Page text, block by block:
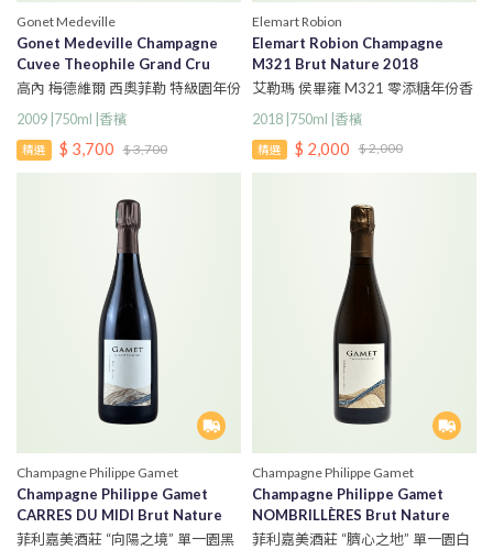
Gonet Medeville
Gonet Medeville Champagne
Cuvee Theophile Grand Cru
2009
高內 梅德維爾 西奧菲勒 特級園年份
2009 |750ml |香檳
精選 $ 3,700 $ 3,700
Elemart Robion
Elemart Robion Champagne
M321 Brut Nature 2018
艾勒瑪 侯畢雍 M321 零添糖年份香
2018 |750ml |香檳
精選 $ 2,000 $ 2,000
Champagne Philippe Gamet
Champagne Philippe Gamet
CARRES DU MIDI Brut Nature
2020
菲利嘉美酒莊 “向陽之境” 單一園黑
Champagne Philippe Gamet
Champagne Philippe Gamet
NOMBRILLÈRES Brut Nature
2020
菲利嘉美酒莊 “臍心之地” 單一園白